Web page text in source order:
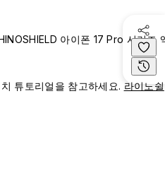
아이폰 17 Pro 시리즈
튜토리얼을 참고하세요. 라이노쉴